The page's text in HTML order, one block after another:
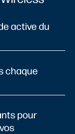
active du
chaque
pour